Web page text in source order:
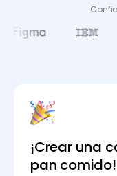
¡Crear una
pan comido!